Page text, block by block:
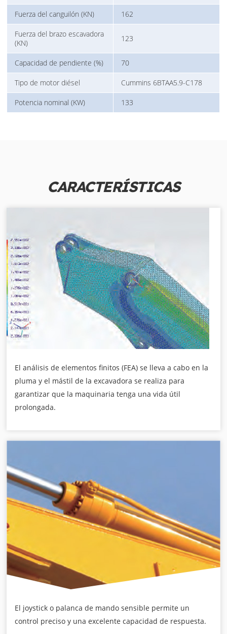
Fuerza del canguilón (KN) 162
Fuerza del brazo escavadora
(KN)
123
Capacidad de pendiente (%) 70
Tipo de motor diésel Cummins 6BTAA5.9-C178
Potencia nominal (KW) 133
CARACTERÍSTICAS
El análisis de elementos finitos (FEA) se lleva a cabo en la
pluma y el mástil de la excavadora se realiza para
garantizar que la maquinaria tenga una vida útil
prolongada.
El joystick o palanca de mando sensible permite un
control preciso y una excelente capacidad de respuesta.